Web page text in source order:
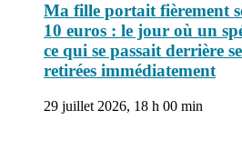
Ma fille portait fièrement
10 euros : le jour où un
ce qui se passait derrière
retirées immédiatement
29 juillet 2026, 18 h 00 min